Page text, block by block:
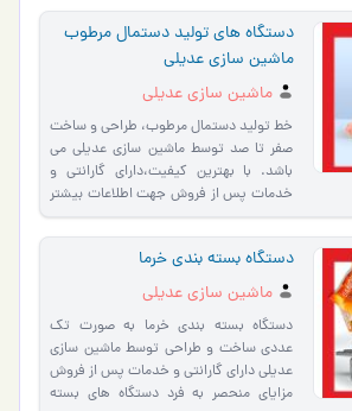
دستگاه های تولید دستمال مرطوب
ماشین سازی عدیلی
ماشین سازی عدیلی
خط تولید دستمال مرطوب، طراحی و ساخت
صفر تا صد توسط ماشین سازی عدیلی می
باشد. با بهترین کیفیت،دارای گارانتی و
خدمات پس از فروش جهت اطلاعات بیشتر
از این خط کامل با ما در …
دستگاه بسته بندی خرما
ماشین سازی عدیلی
دستگاه بسته بندی خرما به صورت تک
عددی ساخت و طراحی توسط ماشین سازی
عدیلی دارای گارانتی و خدمات پس از فروش
مزایای منحصر به فرد دستگاه های بسته